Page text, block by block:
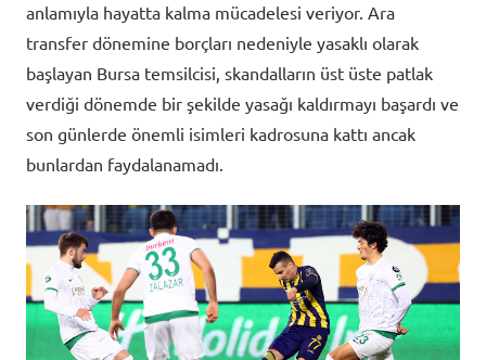
anlamıyla hayatta kalma mücadelesi veriyor. Ara
transfer dönemine borçları nedeniyle yasaklı olarak
başlayan Bursa temsilcisi, skandalların üst üste patlak
verdiği dönemde bir şekilde yasağı kaldırmayı başardı ve
son günlerde önemli isimleri kadrosuna kattı ancak
bunlardan faydalanamadı.